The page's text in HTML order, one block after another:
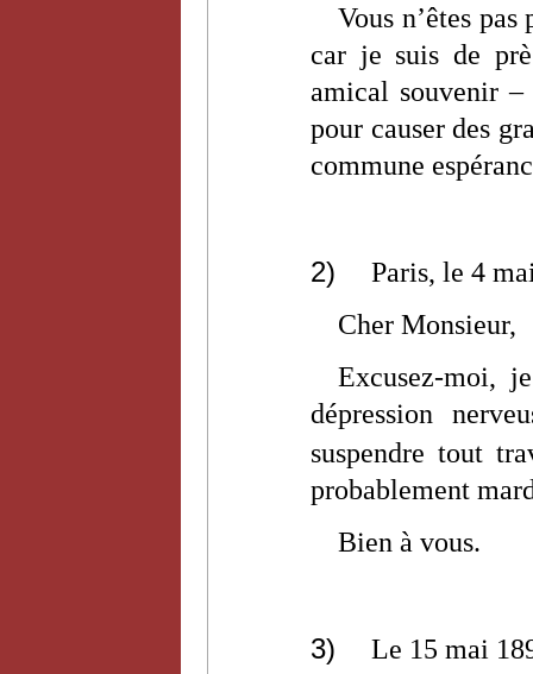
Vous n’êtes
car je suis de
amical souvenir –
pour causer des
commune
2)
Paris, le 4
Cher Monsieur,
Excusez-moi,
dépression
suspendre tout
probablement
Bien à vous.
3)
Le 15 mai